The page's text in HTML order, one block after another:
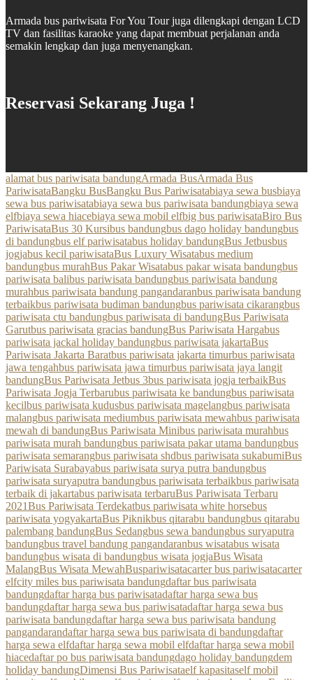
Armada bus pariwisata For You Tour juga dilengkapi dengan LCD
TV dan fasilitas karaoke yang dapat membuat perjalanan anda
semakin lengkap dan juga menyenangkan.
Reservasi Sekarang Juga !
alamat bus pariwisata bandungArmada BusArmada Bus
PariwisataBangku BusBangku Bus Pariwisatabiaya sewa busbiaya
sewa bus pariwisatabiaya sewa bus pariwisata bandungbiaya sewa
elfbiaya sewa hiacebiaya sewa mobil elfbig bus pariwisataBiro Bus
PariwisataBus 30 Kursibus bandungbus dago holiday bandungbus
di bandungbus elf pariwisatabus holiday bandungBus Jetbusbus
jogjabus kecil pariwisataBus Luxury Wisatabus medium
bandungbus murahBus Pakar Wisatabus pakar wisata bandungbus
pariwisata balibus pariwisata bandungbus pariwisata bandung
murahbus pariwisata bandung pangandaranbus pariwisata bandung
terbaikbus pariwisata budiman bandungbus pariwisata cikarangbus
pariwisata ctu bandungbus pariwisata di bandungBus Pariwisata
Garutbus pariwisata gracias bandungBus Pariwisata Hargabus
pariwisata jackal holiday bandungbus pariwisata jakartaBus
Pariwisata Jakarta Baratbus pariwisata jakarta timurbus pariwisata
jawa tengahbus pariwisata jawa timurbus pariwisata jaya langit
bandungBus Pariwisata Jetbus 3bus pariwisata jogja terbaikBus
Pariwisata Jogja Terbarubus pariwisata ke bandungbus pariwisata
kecilbus pariwisata kudusbus pariwisata magelangbus pariwisata
malangbus pariwisata mediumbus pariwisata mewahbus pariwisata
mewah di bandungBus Pariwisata Minibus pariwisata murahbus
pariwisata murah bandungbus pariwisata pakar utama bandungbus
pariwisata semarangbus pariwisata shdbus pariwisata sukabumiBus
Pariwisata Surabayabus pariwisata surya putra bandungbus
pariwisata suryaputra bandungbus pariwisata terbaikbus pariwisata
terbaik di jakartabus pariwisata terbaruBus Pariwisata Terbaru
2021Bus Pariwisata Terdekatbus pariwisata white horsebus
pariwisata yogyakartaBus Piknikbus qitarabu bandungbus qitarabu
palembang bandungBus Sedangbus sewa bandungbus suryaputra
bandungbus travel bandung pangandaranbus wisatabus wisata
bandungbus wisata di bandungbus wisata jogjaBus Wisata
MalangBus Wisata MewahBuspariwisatacarter bus pariwisatacarter
elfcity miles bus pariwisata bandungdaftar bus pariwisata
bandungdaftar harga bus pariwisatadaftar harga sewa bus
bandungdaftar harga sewa bus pariwisatadaftar harga sewa bus
pariwisata bandungdaftar harga sewa bus pariwisata bandung
pangandarandaftar harga sewa bus pariwisata di bandungdaftar
harga sewa elfdaftar harga sewa mobil elfdaftar harga sewa mobil
hiacedaftar po bus pariwisata bandungdago holiday bandungdem
holiday bandungDimensi Bus Pariwisataelf kapasitaself mobil